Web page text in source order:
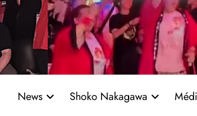
News Shoko Nakagawa